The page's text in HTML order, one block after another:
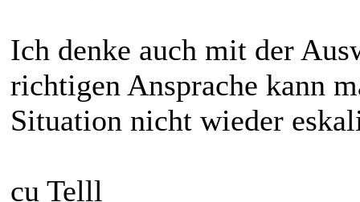
Ich denke auch mit der
richtigen Ansprache kann
Situation nicht wieder
cu Telll